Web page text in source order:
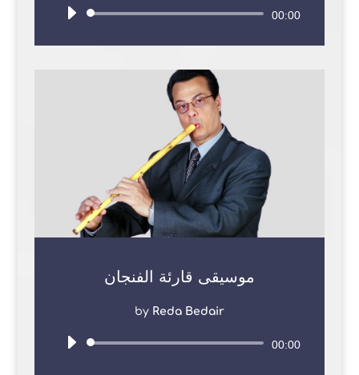
Audio
00:00
موسيقى قارئة الفنجان
by Reda Bedair
Audio
00:00